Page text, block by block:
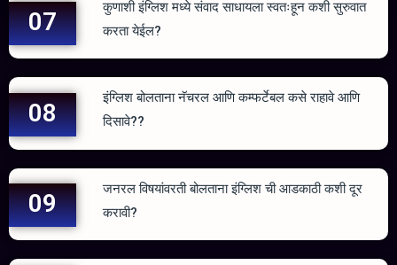
07
कुणाशी इंग्लिश मध्ये संवाद साधायला स्वतःहून कशी सुरुवात
करता येईल?
08
इंग्लिश बोलताना नॅचरल आणि कम्फर्टेबल कसे राहावे आणि
दिसावे??
09
जनरल विषयांवरती बोलताना इंग्लिश ची आडकाठी कशी दूर
करावी?